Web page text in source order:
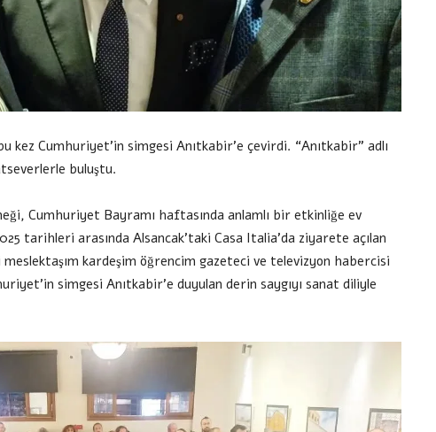
Cumhuriyet’in simgesi Anıtkabir’e çevirdi. “Anıtkabir” adlı
buluştu.
Cumhuriyet Bayramı haftasında anlamlı bir etkinliğe ev
tarihleri arasında Alsancak’taki Casa Italia’da ziyarete açılan
kardeşim öğrencim gazeteci ve televizyon habercisi
simgesi Anıtkabir’e duyulan derin saygıyı sanat diliyle